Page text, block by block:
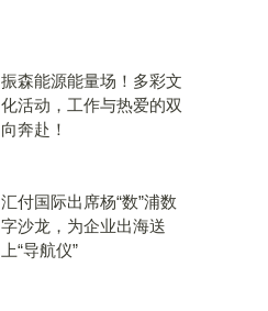
振森能源能量场！多彩文
化活动，工作与热爱的双
向奔赴！
汇付国际出席杨“数”浦数
字沙龙，为企业出海送
上“导航仪”